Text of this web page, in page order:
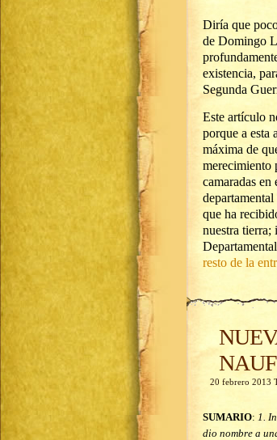
Diría que
de Domingo
existencia,
Segunda
Este artículo
porque a esta
máxima de
merecimiento
camaradas
que ha
nuestra tierra;
resto de la
20 febrero 2013
SUMARIO: 1.
dio nombre a